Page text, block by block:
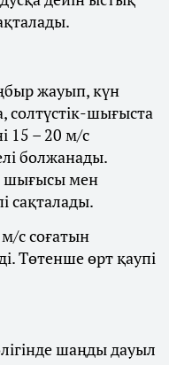
жауып, күн
солтүстік-шығыста
15 – 20 м/с
болжанады.
шығысы мен
сақталады.
м/с соғатын
Төтенше өрт қаупі
шаңды дауыл